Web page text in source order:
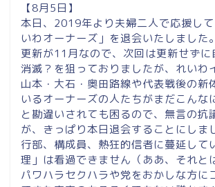
【8月5日】
本日、2019年より夫婦二人で応援し
いわオーナーズ」を退会いたしました
更新が11月なので、次回は更新せずに
消滅？を狙っておりましたが、れいわ
山本・大石・奥田路線や代表戦後の新
いるオーナーズの人たちがまだこんな
と勘違いされても困るので、無言の抗
が、きっぱり本日退会することにしま
行部、構成員、熱狂的信者に蔓延して
理」は看過できません（ああ、それと
パワハラセクハラや党をおかしな方に